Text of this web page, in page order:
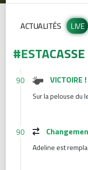
ACTUALITÉS LIVE
90 VICTOIRE
Sur la pelouse du
90
Adeline est